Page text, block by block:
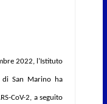
2022, l’Istituto
di San Marino ha
CoV-2, a seguito